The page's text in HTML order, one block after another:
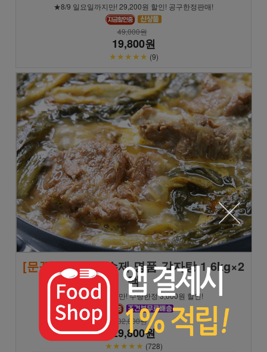
★8/9 일요일까지만! 29,200원 할인! 공구한정판매!
49,000원
19,800원
★★★★★ (9)
[문꼼꼼]모녀진 수제 명품 감자탕 1.6kg×2
팩
★8/9 일요일까지만! 수량한정 3,000원 할인!
32,800원
29,800원
★★★★★ (728)